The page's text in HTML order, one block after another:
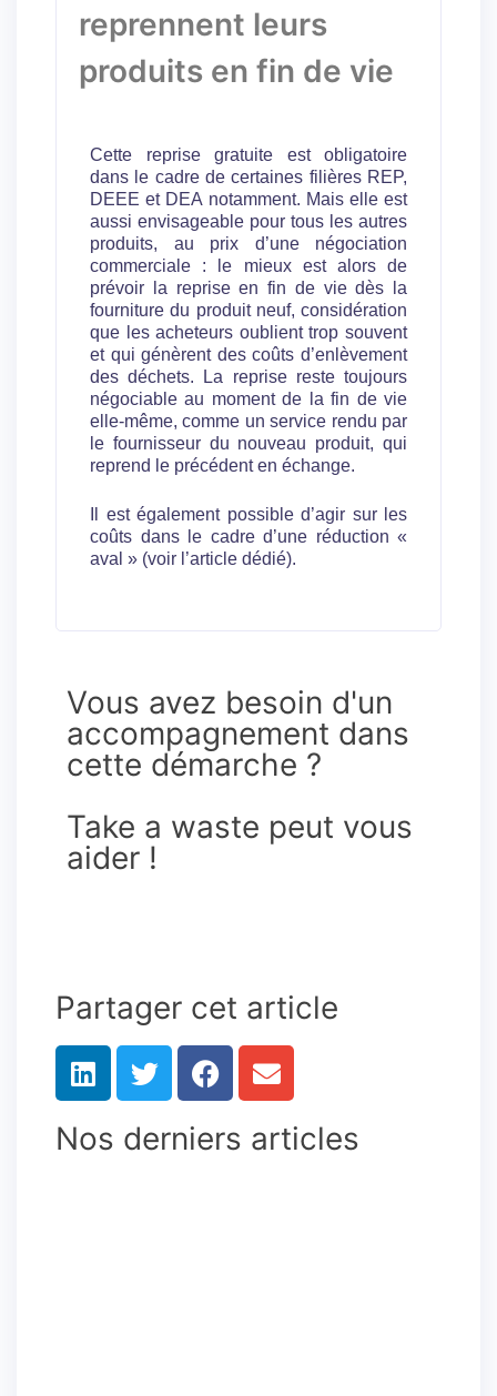
reprennent leurs
produits en fin de vie
Cette reprise gratuite est obligatoire
dans le cadre de certaines filières REP,
DEEE et DEA notamment. Mais elle est
aussi envisageable pour tous les autres
produits, au prix d’une négociation
commerciale : le mieux est alors de
prévoir la reprise en fin de vie dès la
fourniture du produit neuf, considération
que les acheteurs oublient trop souvent
et qui génèrent des coûts d’enlèvement
des déchets. La reprise reste toujours
négociable au moment de la fin de vie
elle-même, comme un service rendu par
le fournisseur du nouveau produit, qui
reprend le précédent en échange.
Il est également possible d’agir sur les
coûts dans le cadre d’une réduction «
aval » (voir l’article dédié).
Vous avez besoin d'un
accompagnement dans
cette démarche ?
Take a waste peut vous
aider !
Partager cet article
Nos derniers articles